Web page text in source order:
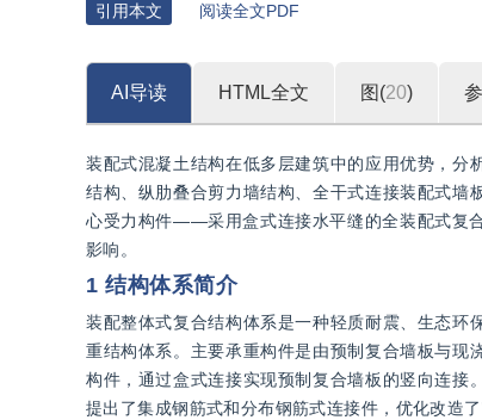
引用本文 阅读全文PDF
AI导读 HTML全文 图(20)
装配式混凝土结构在低多层建筑中的应用优势，分
结构、纵肋叠合剪力墙结构、全干式连接装配式墙
心受力构件——采用盒式连接水平缝的全装配式复
影响。
1 结构体系简介
装配整体式复合结构体系是一种轻质耐震、生态环
重结构体系。主要承重构件是由预制复合墙板与现
构件，通过盒式连接实现预制复合墙板的竖向连接
提出了集成钢筋式和分布钢筋式连接件，优化改造